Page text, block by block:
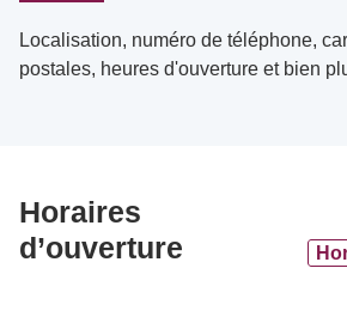
Localisation, numéro de téléphone,
postales, heures d'ouverture et bien
Horaires
d’ouverture